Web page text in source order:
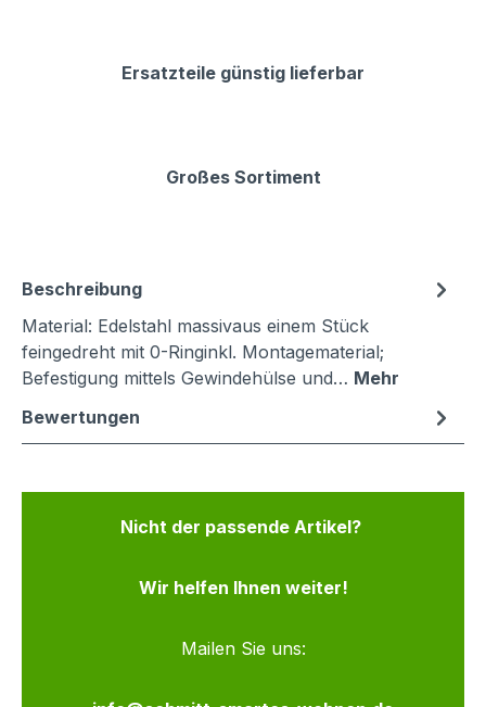
Ersatzteile günstig lieferbar
Großes Sortiment
Beschreibung
Material: Edelstahl massivaus einem Stück
feingedreht mit 0-Ringinkl. Montagematerial;
Befestigung mittels Gewindehülse und… Mehr
Bewertungen
Nicht der passende Artikel?
Wir helfen Ihnen weiter!
Mailen Sie uns: